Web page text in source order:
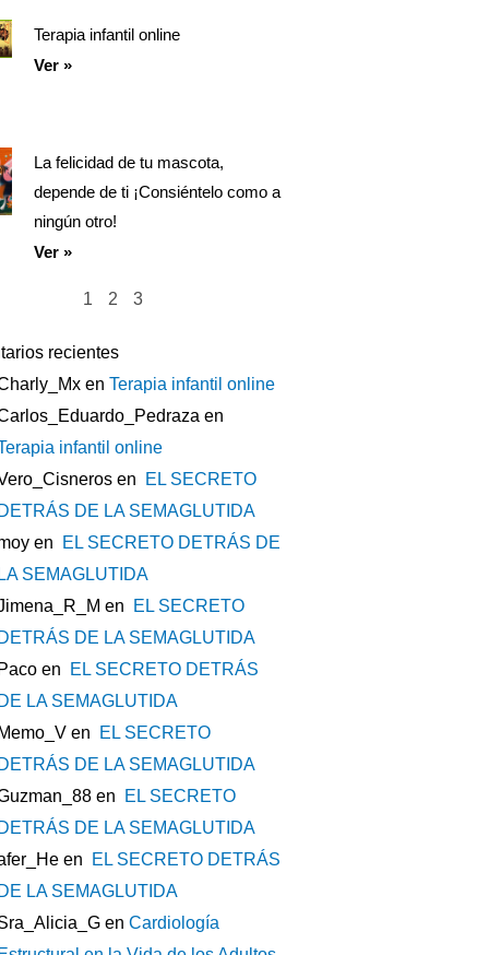
Terapia infantil online
Ver »
La felicidad de tu mascota,
depende de ti ¡Consiéntelo como a
ningún otro!
Ver »
1 2 3
recientes
en Terapia infantil online
en
infantil online
en
EL SECRETO
DETRÁS DE LA SEMAGLUTIDA
en
EL SECRETO DETRÁS DE
LA SEMAGLUTIDA
en
EL SECRETO
DETRÁS DE LA SEMAGLUTIDA
Pacoen
EL SECRETO DETRÁS
DE LA SEMAGLUTIDA
Memo_Ven
EL SECRETO
DETRÁS DE LA SEMAGLUTIDA
en
EL SECRETO
DETRÁS DE LA SEMAGLUTIDA
en
EL SECRETO DETRÁS
DE LA SEMAGLUTIDA
en Cardiología